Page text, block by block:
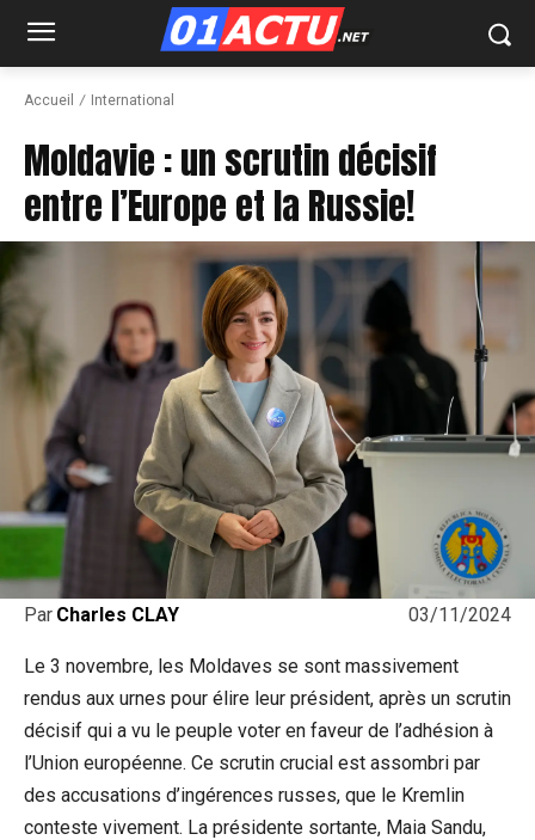
Accueil International
Moldavie : un scrutin décisif
entre l’Europe et la Russie!
03/11/2024
Par Charles CLAY
Le 3 novembre, les Moldaves se sont massivement
rendus aux urnes pour élire leur président, après un scrutin
décisif qui a vu le peuple voter en faveur de l’adhésion à
l’Union européenne. Ce scrutin crucial est assombri par
des accusations d’ingérences russes, que le Kremlin
conteste vivement. La présidente sortante, Maia Sandu,